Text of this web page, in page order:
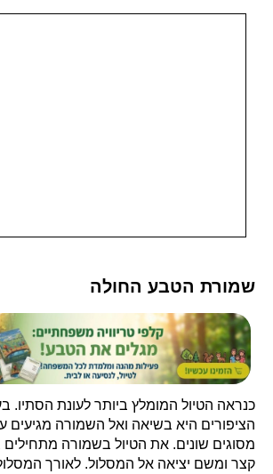
שמורת הטבע החולה
כנראה הטיול המומלץ ביותר לעונת הסתיו.
הציפורים היא בשיאה ואל השמורה מגיעים
מסוגים שונים. את הטיול בשמורה
קצר ומשם יציאה אל המסלול. לאורך